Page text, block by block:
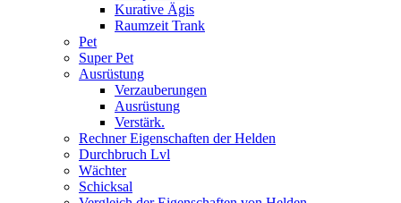
Kurative Ägis
Raumzeit Trank
Pet
Super Pet
Ausrüstung
Verzauberungen
Ausrüstung
Verstärk.
Rechner Eigenschaften der Helden
Durchbruch Lvl
Wächter
Schicksal